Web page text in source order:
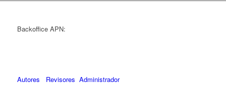
Backoffice APN:
Autores Revisores Administrador